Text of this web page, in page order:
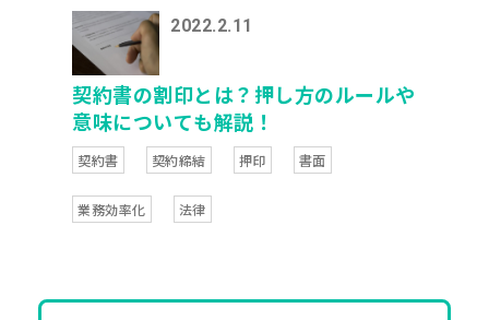
2022.2.11
契約書の割印とは？押し方のルールや
意味についても解説！
契約書 契約締結 押印 書面
業務効率化 法律